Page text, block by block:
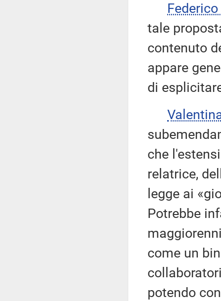
Federico
tale
contenuto
appare
di
che
relatrice,
legge ai
Potrebbe
come un
potendo